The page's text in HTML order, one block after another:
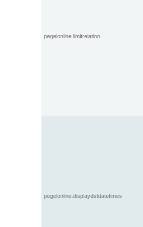
pegelonline.limitrelation
pegelonline.displaydstdatetimes